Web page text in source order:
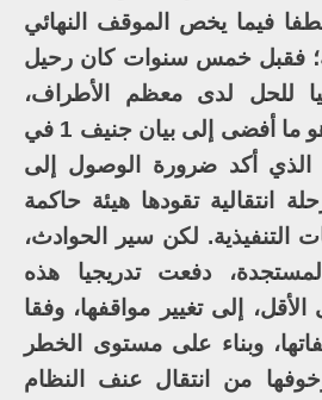
فيما يخص الموقف النهائي
فقبل خمس سنوات كان رحيل
للحل لدى معظم الأطراف،
الدولية والإقليمية، وهو ما أفضى إلى بيان جنيف 1 في
يونيو 2012، الذي أكد ضرورة الوصول إلى
انتقالية تقودها هيئة حاكمة
التنفيذية. لكن سير الحوادث،
المستجدة، دفعت تدريجيا هذه
إلى تغيير مواقفها، وفقا
وبناء على مستوى الخطر
من انتقال عنف النظام